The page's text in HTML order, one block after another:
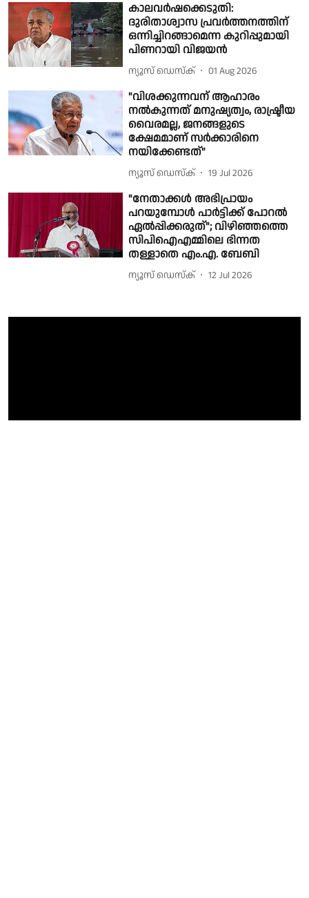
കാലവർഷക്കെടുതി:
ദുരിതാശ്വാസ പ്രവർത്തനത്തിന്
ഒന്നിച്ചിറങ്ങാമെന്ന കുറിപ്പുമായി
പിണറായി വിജയൻ
ന്യൂസ് ഡെസ്ക് 01 Aug 2026
"വിശക്കുന്നവന് ആഹാരം
നൽകുന്നത് മനുഷ്യത്വം, രാഷ്ട്രീയ
വൈരമല്ല, ജനങ്ങളുടെ
ക്ഷേമമാണ് സർക്കാരിനെ
നയിക്കേണ്ടത്"
ന്യൂസ് ഡെസ്ക് 19 Jul 2026
"നേതാക്കൾ അഭിപ്രായം
പറയുമ്പോൾ പാർട്ടിക്ക് പോറൽ
ഏൽപ്പിക്കരുത്"; വിഴിഞ്ഞത്തെ
സിപിഐഎമ്മിലെ ഭിന്നത
തള്ളാതെ എം.എ. ബേബി
ന്യൂസ് ഡെസ്ക് 12 Jul 2026